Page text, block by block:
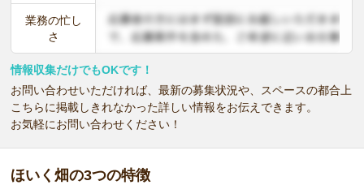
業務の忙し
さ
情報収集だけでもOKです！
お問い合わせいただければ、最新の募集状況や、スペースの都合上
こちらに掲載しきれなかった詳しい情報をお伝えできます。
お気軽にお問い合わせください！
ほいく畑の3つの特徴